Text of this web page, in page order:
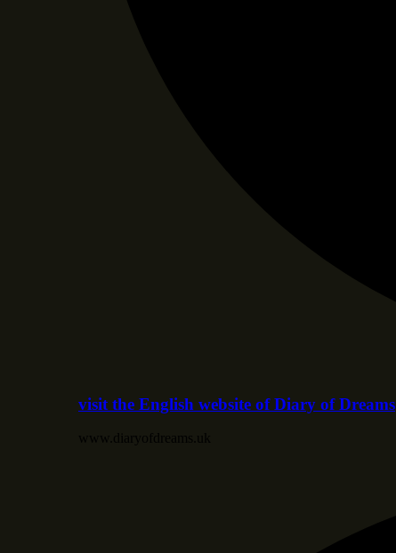
visit the English website of Diary of Dreams